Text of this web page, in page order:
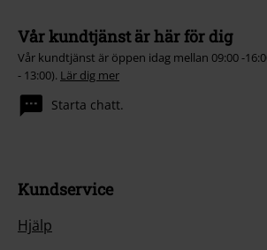
Vår kundtjänst är här för dig
Vår kundtjänst är öppen idag mellan 09:00 -
- 13:00). Lär dig mer
Starta chatt.
Kundservice
Hjälp